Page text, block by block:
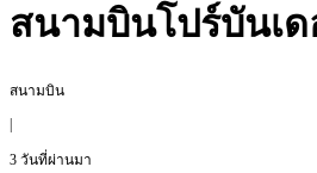
สนามบินโปร์บันเด
สนามบิน
3 วันที่ผ่านมา